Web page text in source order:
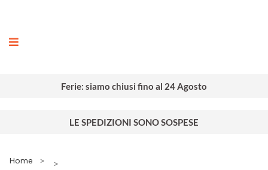
Ferie: siamo chiusi fino al 24 Agosto
LE SPEDIZIONI SONO SOSPESE
Home